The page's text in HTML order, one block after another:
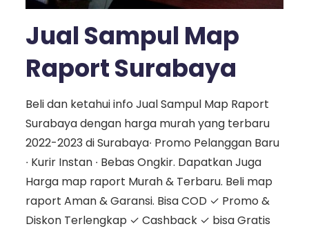
Jual Sampul Map
Raport Surabaya
Beli dan ketahui info Jual Sampul Map Raport
Surabaya dengan harga murah yang terbaru
2022-2023 di Surabaya∙ Promo Pelanggan Baru
∙ Kurir Instan ∙ Bebas Ongkir. Dapatkan Juga
Harga map raport Murah & Terbaru. Beli map
raport Aman & Garansi. Bisa COD ✓ Promo &
Diskon Terlengkap ✓ Cashback ✓ bisa Gratis